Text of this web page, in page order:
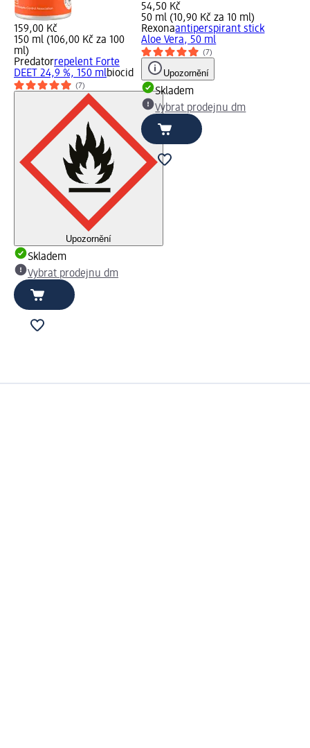
159,00 Kč
150 ml (106,00 Kč za 100
ml)
Predatorrepelent Forte
DEET 24,9 %, 150 mlbiocid
(7)
Upozornění
Skladem
Vybrat prodejnu dm
54,50 Kč
50 ml (10,90 Kč za 10 ml)
Rexonaantiperspirant stick
Aloe Vera, 50 ml
(7)
Upozornění
Skladem
Vybrat prodejnu dm